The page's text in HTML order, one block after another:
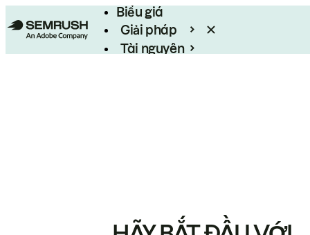
Biểu giá
Giải pháp
Tài nguyên